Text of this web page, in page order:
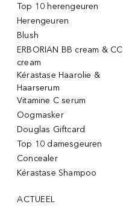
Top 10 herengeuren
Herengeuren
Blush
ERBORIAN BB cream & CC
cream
Kérastase Haarolie &
Haarserum
Vitamine C serum
Oogmasker
Douglas Giftcard
Top 10 damesgeuren
Concealer
Kérastase Shampoo
ACTUEEL